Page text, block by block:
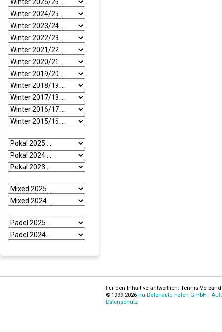
Für den Inhalt verantwortlich: Tennis-
© 1999-2026 nu Datenautomaten GmbH -
Datenschutz